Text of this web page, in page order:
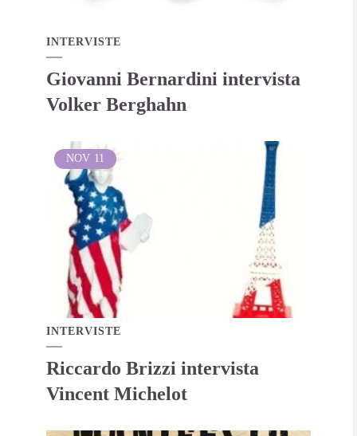
INTERVISTE
Giovanni Bernardini intervista
Volker Berghahn
NOV 11
INTERVISTE
Riccardo Brizzi intervista
Vincent Michelot